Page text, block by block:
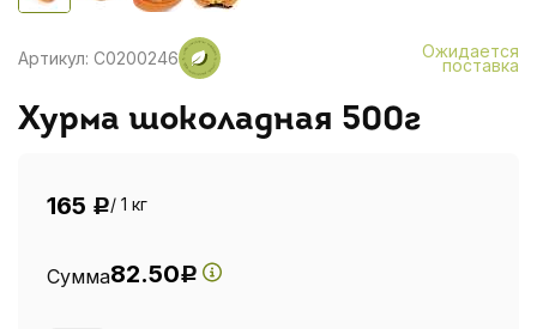
Артикул: C0200246 Ожидается
поставка
Хурма шоколадная 500г
165 Р/ 1 кг
Сумма82.50Р